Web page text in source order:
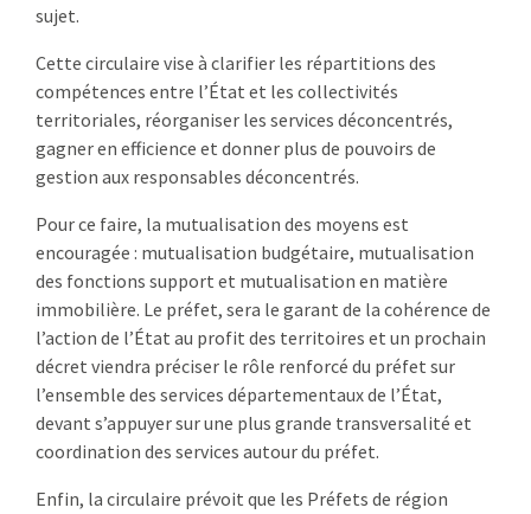
JURIDIQUE
EUROPE
EMPLOI
sujet.
Cette circulaire vise à clarifier les répartitions des
compétences entre l’État et les collectivités
territoriales, réorganiser les services déconcentrés,
gagner en efficience et donner plus de pouvoirs de
gestion aux responsables déconcentrés.
Pour ce faire, la mutualisation des moyens est
encouragée : mutualisation budgétaire, mutualisation
des fonctions support et mutualisation en matière
immobilière. Le préfet, sera le garant de la cohérence de
l’action de l’État au profit des territoires et un prochain
décret viendra préciser le rôle renforcé du préfet sur
l’ensemble des services départementaux de l’État,
devant s’appuyer sur une plus grande transversalité et
coordination des services autour du préfet.
Enfin, la circulaire prévoit que les Préfets de région